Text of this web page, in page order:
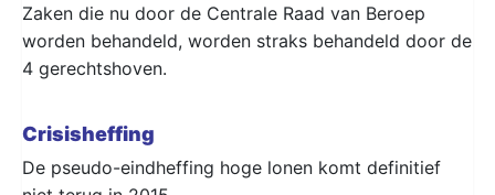
Zaken die nu door de Centrale Raad van Beroep
worden behandeld, worden straks behandeld door de
4 gerechtshoven.
Crisisheffing
De pseudo-eindheffing hoge lonen komt definitief